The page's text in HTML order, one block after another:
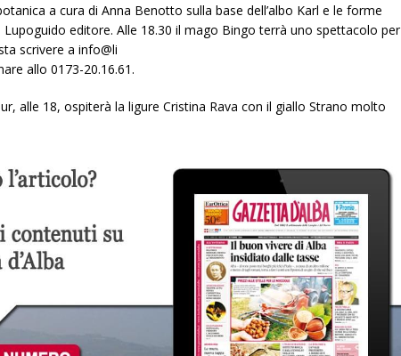
a cura di Anna Benotto sulla base dell’albo Karl e le forme
Lupoguido editore. Alle 18.30 il mago Bingo terrà uno spettacolo per
scrivere a info@li
allo 0173-20.16.61.
alle 18, ospiterà la ligure Cristina Rava con il giallo Strano molto